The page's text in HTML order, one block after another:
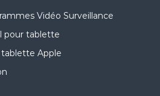
Vidéo Surveillance
pour tablette
tablette Apple